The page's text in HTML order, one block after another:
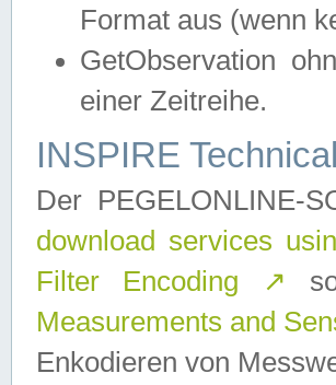
Format aus (wenn
GetObservation
einer Zeitreihe.
INSPIRE
Der PEGELONLINE-
download services
Filter Encoding
↗
Measurements and
Enkodieren von